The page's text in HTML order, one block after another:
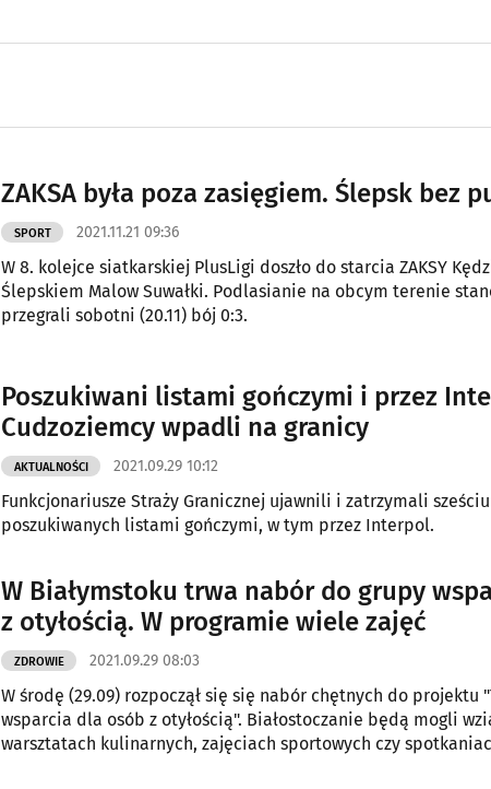
ZAKSA była poza zasięgiem. Ślepsk bez
SPORT 2021.11.21 09:36
W 8. kolejce siatkarskiej PlusLigi doszło do starcia ZAKSY
Ślepskiem Malow Suwałki. Podlasianie na obcym terenie
przegrali sobotni (20.11) bój 0:3.
Poszukiwani listami gończymi i przez
Cudzoziemcy wpadli na granicy
AKTUALNOŚCI 2021.09.29 10:12
Funkcjonariusze Straży Granicznej ujawnili i zatrzymali
poszukiwanych listami gończymi, w tym przez Interpol.
W Białymstoku trwa nabór do grupy
z otyłością. W programie wiele zajęć
ZDROWIE 2021.09.29 08:03
W środę (29.09) rozpoczął się się nabór chętnych do projektu
wsparcia dla osób z otyłością". Białostoczanie będą mogli
warsztatach kulinarnych, zajęciach sportowych czy